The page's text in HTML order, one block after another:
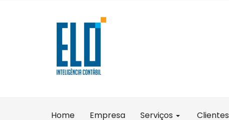
Home Empresa Serviços Clientes